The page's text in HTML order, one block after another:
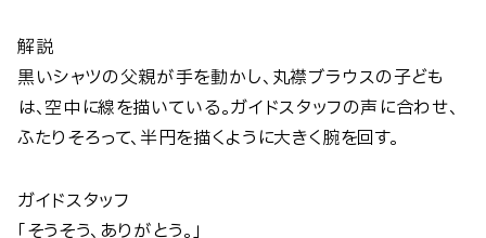
解説
黒いシャツの父親が手を動かし、丸襟ブラウスの子ども
は、空中に線を描いている。ガイドスタッフの声に合わせ、
ふたりそろって、半円を描くように大きく腕を回す。
ガイドスタッフ
「そうそう、ありがとう。」